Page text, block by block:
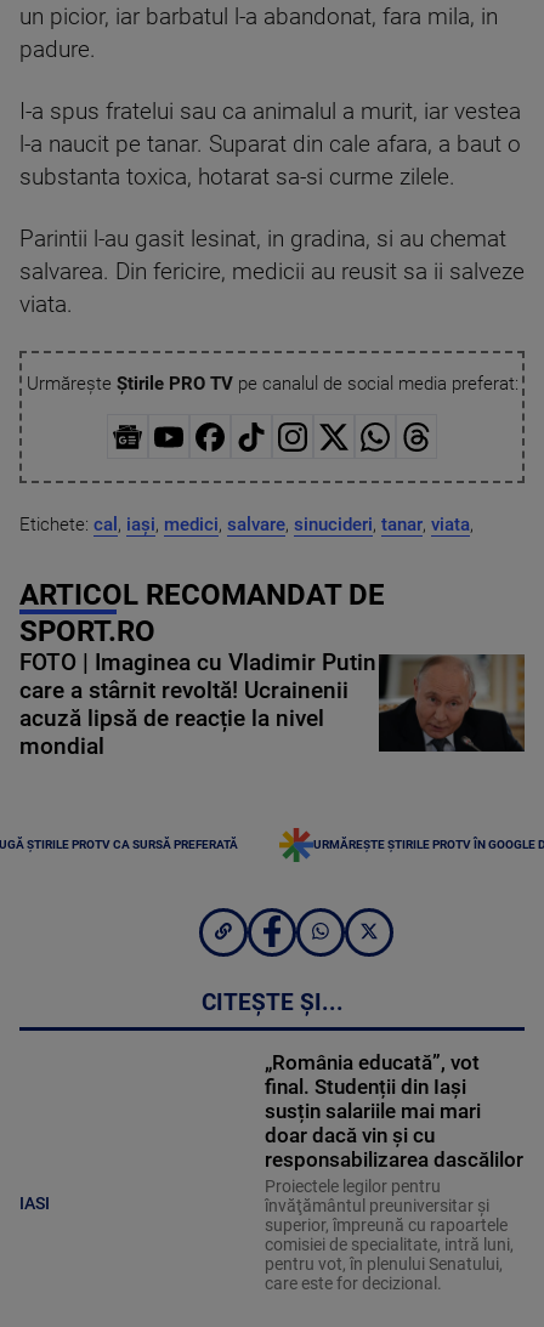
un picior, iar barbatul l-a abandonat, fara mila, in
padure.
I-a spus fratelui sau ca animalul a murit, iar vestea
l-a naucit pe tanar. Suparat din cale afara, a baut o
substanta toxica, hotarat sa-si curme zilele.
Parintii l-au gasit lesinat, in gradina, si au chemat
salvarea. Din fericire, medicii au reusit sa ii salveze
viata.
Urmărește Știrile PRO TVpe canalul de social media preferat:
Etichete: cal , iași, medici, salvare, sinucideri, tanar, viata,
ARTICOL RECOMANDAT DE
SPORT.RO
FOTO | Imaginea cu Vladimir Putin
care a stârnit revoltă! Ucrainenii
acuză lipsă de reacție la nivel
mondial
ȘTIRILE PROTV CA SURSĂ PREFERATĂ URMĂREȘTE ȘTIRILE PROTV ÎN GOOGLE
CITEȘTE ȘI...
IASI
„România educată”, vot
final. Studenții din Iași
susțin salariile mai mari
doar dacă vin și cu
responsabilizarea dascălilor
Proiectele legilor pentru
învăţământul preuniversitar şi
superior, împreună cu rapoartele
comisiei de specialitate, intră luni,
pentru vot, în plenului Senatului,
care este for decizional.